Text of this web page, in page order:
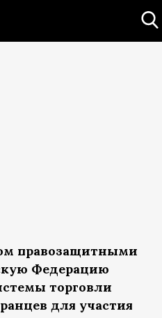
правозащитными
Федерацию
торговли
для участия